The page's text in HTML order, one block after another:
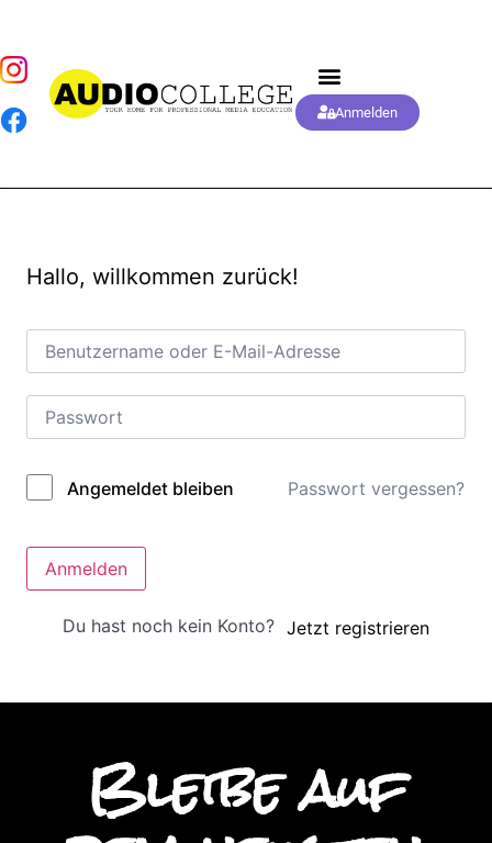
Anmelden
Hallo, willkommen zurück!
Alternative:
Angemeldet bleiben Passwort vergessen?
Anmelden
Du hast noch kein Konto? Jetzt registrieren
Bleibe auf